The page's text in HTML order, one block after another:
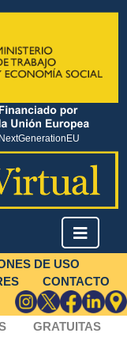
DE USO
CONTACTO
GRATUITAS